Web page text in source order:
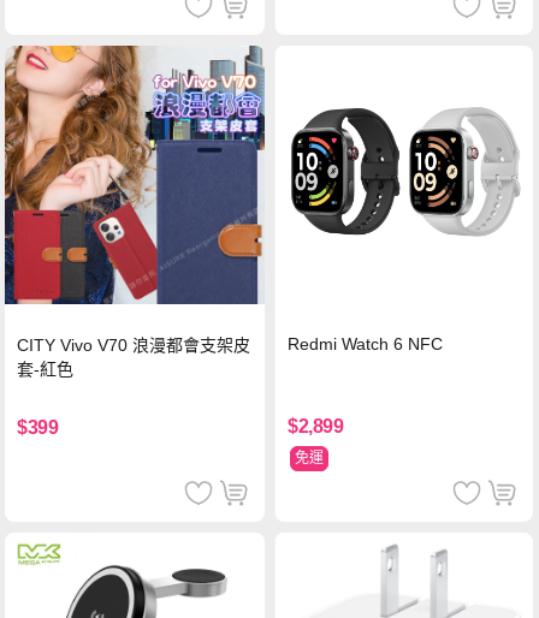
CITY Vivo V70 浪漫都會支架皮
套-紅色
$399
Redmi Watch 6 NFC
$2,899
免運